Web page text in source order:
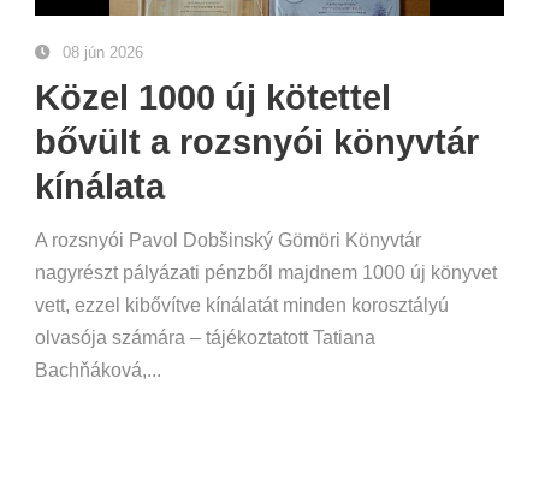
08 jún 2026
Közel 1000 új kötettel
bővült a rozsnyói könyvtár
kínálata
A rozsnyói Pavol Dobšinský Gömöri Könyvtár
nagyrészt pályázati pénzből majdnem 1000 új könyvet
vett, ezzel kibővítve kínálatát minden korosztályú
olvasója számára – tájékoztatott Tatiana
Bachňáková,...